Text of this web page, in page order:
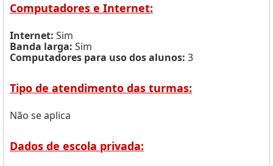
Computadores e Internet:
Internet: Sim
Banda larga: Sim
Computadores para uso dos alunos: 3
Tipo de atendimento das turmas:
Não se aplica
Dados de escola privada: